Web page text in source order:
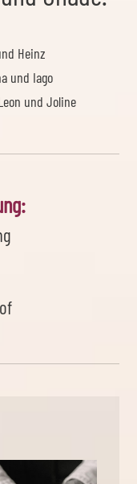
Heinz
und Iago
und Joline